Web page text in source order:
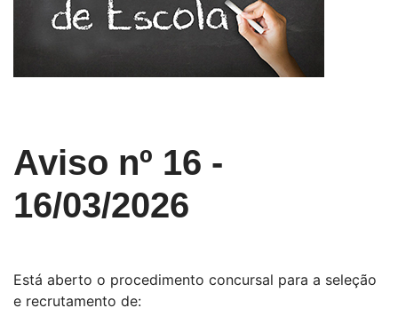
Aviso nº 16 -
16/03/2026
Está aberto o procedimento concursal para a seleção
e recrutamento de: